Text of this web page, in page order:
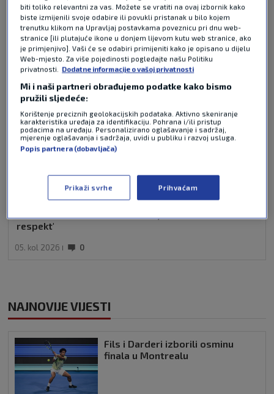
Vatren obračun Hrgovića i Itaume: 'Da nisi Britanac,
respekt'
05. kol 2026 0
NAJNOVIJE VIJESTI
Fils i Darderi izborili osminu
finala u Montrealu
biti toliko relevantni za vas. Možete se vratiti na ovaj izbornik kako
biste izmijenili svoje odabire ili povukli pristanak u bilo kojem
trenutku klikom na Upravljaj postavkama poveznicu pri dnu web-
stranice [ili plutajuće ikone u donjem lijevom kutu web stranice, ako
je primjenjivo]. Vaši će se odabiri primijeniti kako je opisano u dijelu
Web-mjesto. Za više pojedinosti pogledajte našu Politiku
privatnosti. Dodatne informacije o vašoj privatnosti
Mi i naši partneri obrađujemo podatke kako bismo
pružili sljedeće:
Korištenje preciznih geolokacijskih podataka. Aktivno skeniranje
karakteristika uređaja za identifikaciju. Pohrana i/ili pristup
podacima na uređaju. Personalizirano oglašavanje i sadržaj,
mjerenje oglašavanja i sadržaja, uvidi u publiku i razvoj usluga.
Popis partnera (dobavljača)
Prikaži svrhe Prihvaćam